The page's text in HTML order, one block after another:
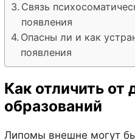
Связь
появления
Опасны ли и как
появления
Как отличить от
образований
Липомы внешне могут